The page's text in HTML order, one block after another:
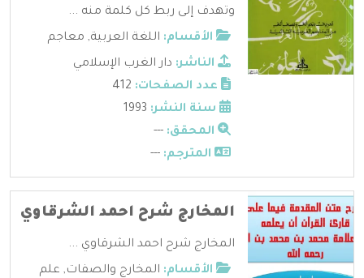
وتهدف إلى ربط كل كلمة منه ...
الأقسام: اللغة العربية, معاجم
الناشر: دار الغرب الإسلامي
عدد الصفحات:
سنة النشر:
المحقق: ---
المترجم: ---
المخارج شرح احمد الشرقاوي
المخارج شرح احمد الشرقاوي ...
الأقسام: المخارج والصفات, علم